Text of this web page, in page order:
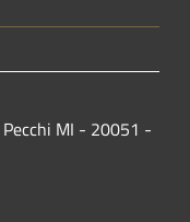
Pecchi MI - 20051 -